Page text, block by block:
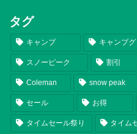
タグ
キャンプ キャンプ
スノーピーク 割引
Coleman snow peak
セール お得
タイムセール祭り タイム